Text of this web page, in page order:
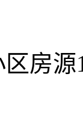
房